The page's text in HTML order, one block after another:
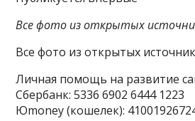
Все фото из открытых
Все фото из открытых
Личная помощь на развитие
Сбербанк: 5336 6902 6444 1223
Юmoney (кошелек):